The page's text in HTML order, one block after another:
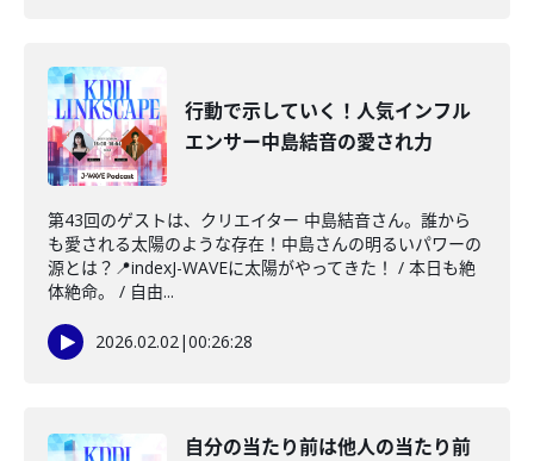
行動で示していく！人気インフル
エンサー中島結音の愛され力
第43回のゲストは、クリエイター 中島結音さん。誰から
も愛される太陽のような存在！中島さんの明るいパワーの
源とは？📍indexJ-WAVEに太陽がやってきた！ / 本日も絶
体絶命。 / 自由...
2026.02.02|00:26:28
自分の当たり前は他人の当たり前